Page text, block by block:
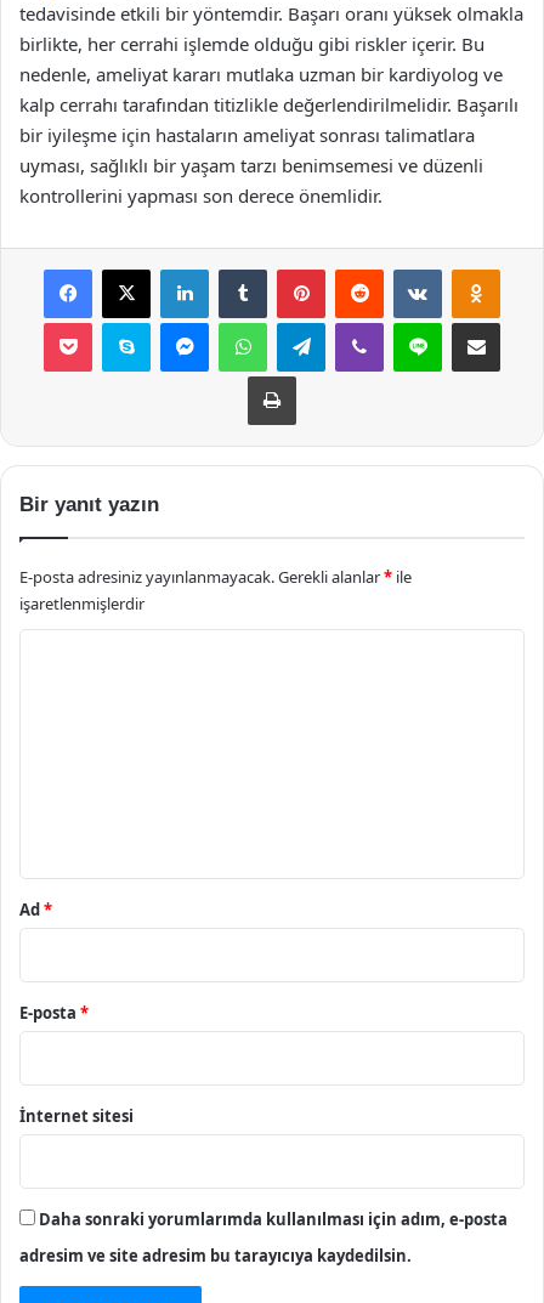
tedavisinde etkili bir yöntemdir. Başarı oranı yüksek olmakla
birlikte, her cerrahi işlemde olduğu gibi riskler içerir. Bu
nedenle, ameliyat kararı mutlaka uzman bir kardiyolog ve
kalp cerrahı tarafından titizlikle değerlendirilmelidir. Başarılı
bir iyileşme için hastaların ameliyat sonrası talimatlara
uyması, sağlıklı bir yaşam tarzı benimsemesi ve düzenli
kontrollerini yapması son derece önemlidir.
Facebook
X LinkedInTumblr PinterestReddit VKontakte
Pocket Skype MessengerWhatsAppTelegramViber Line E-Posta ile
Yazdır
Bir yanıt yazın
E-posta adresiniz yayınlanmayacak.Gerekli alanlar* ile
işaretlenmişlerdir
Ad*
E-posta *
İnternet sitesi
Daha sonraki yorumlarımda kullanılması için adım, e-posta
adresim ve site adresim bu tarayıcıya kaydedilsin.